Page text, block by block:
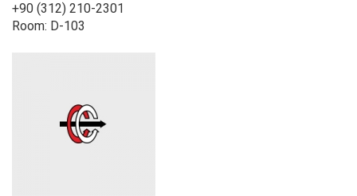
+90 (312) 210-2301
Room: D-103